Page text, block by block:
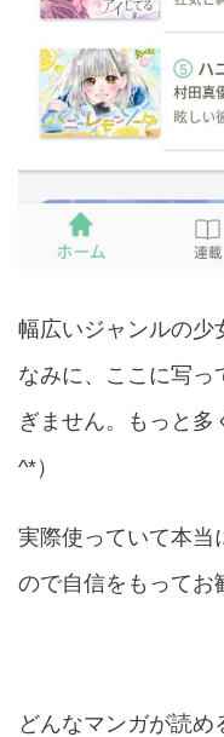
幅広いジャンルの少
なみに、ここに写っ
ぎません。もっと
^*）
実際使っていて本当
ので自信をもってお
どんなマンガが読